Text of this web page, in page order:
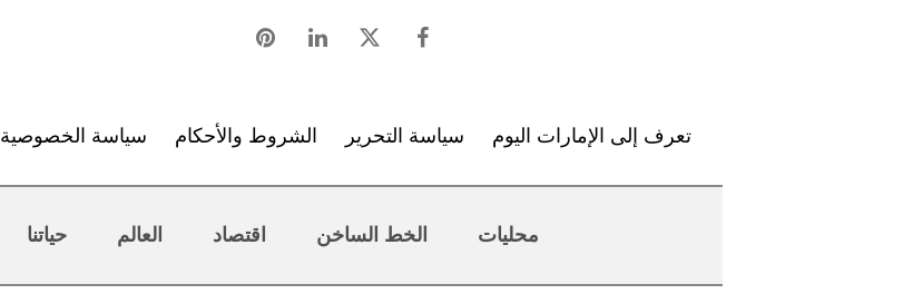
تعرف إلى الإمارات اليوم سياسة التحرير الشروط والأحكام سياسة الخصوصية
محليات الخط الساخن اقتصاد العالم حياتنا